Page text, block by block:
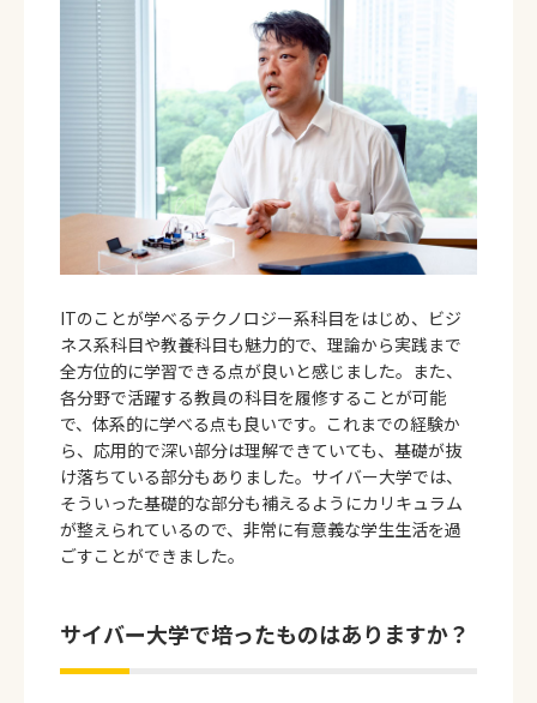
ITのことが学べるテクノロジー系科目をはじめ、ビジ
ネス系科目や教養科目も魅力的で、理論から実践まで
全方位的に学習できる点が良いと感じました。また、
各分野で活躍する教員の科目を履修することが可能
で、体系的に学べる点も良いです。これまでの経験か
ら、応用的で深い部分は理解できていても、基礎が抜
け落ちている部分もありました。サイバー大学では、
そういった基礎的な部分も補えるようにカリキュラム
が整えられているので、非常に有意義な学生生活を過
ごすことができました。
サイバー大学で培ったものはありますか？